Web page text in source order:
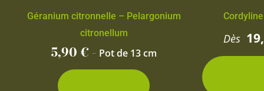
Géranium citronnelle – Pelargonium
citronellum
5,90€ - Pot de 13 cm
Dès